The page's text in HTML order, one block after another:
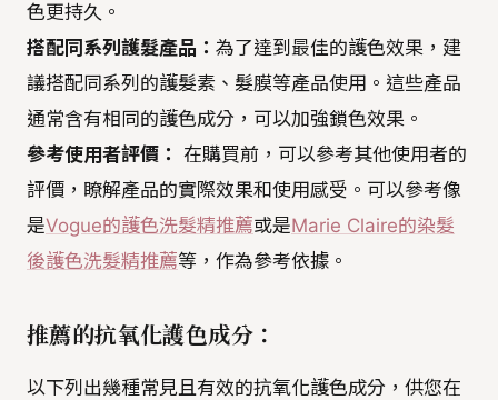
色更持久。
搭配同系列護髮產品： 為了達到最佳的護色效果，建
議搭配同系列的護髮素、髮膜等產品使用。這些產品
通常含有相同的護色成分，可以加強鎖色效果。
參考使用者評價： 在購買前，可以參考其他使用者的
評價，瞭解產品的實際效果和使用感受。可以參考像
是Vogue的護色洗髮精推薦或是Marie Claire的染髮
後護色洗髮精推薦等，作為參考依據。
推薦的抗氧化護色成分：
以下列出幾種常見且有效的抗氧化護色成分，供您在